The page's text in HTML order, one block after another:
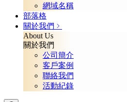
網域名稱
部落格
關於我們
About Us
關於我們
公司簡介
客戶案例
聯絡我們
活動紀錄